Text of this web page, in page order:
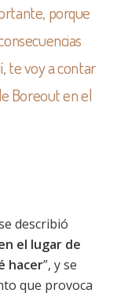
porque
te voy a contar
Boreout en el
describió
el lugar de
hacer”, y se
que provoca